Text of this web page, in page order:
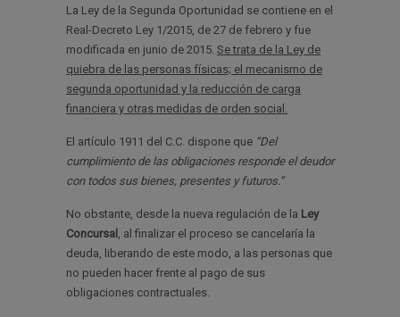
La Ley de la Segunda Oportunidad se contiene en el
Real-Decreto Ley 1/2015, de 27 de febrero y fue
modificada en junio de 2015. Se trata de la Ley de
quiebra de las personas físicas; el mecanismo de
segunda oportunidad y la reducción de carga
financiera y otras medidas de orden social.
El artículo 1911 del C.C. dispone que “Del
cumplimiento de las obligaciones responde el deudor
con todos sus bienes, presentes y futuros.”
No obstante, desde la nueva regulación de la Ley
Concursal
, al finalizar el proceso se cancelaría la
deuda, liberando de este modo, a las personas que
no pueden hacer frente al pago de sus
obligaciones contractuales.